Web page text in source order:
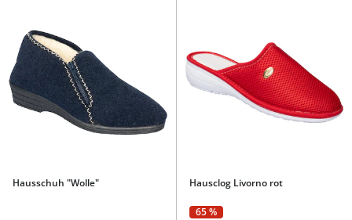
Hausschuh "Wolle" Hausclog Livorno rot
65 %